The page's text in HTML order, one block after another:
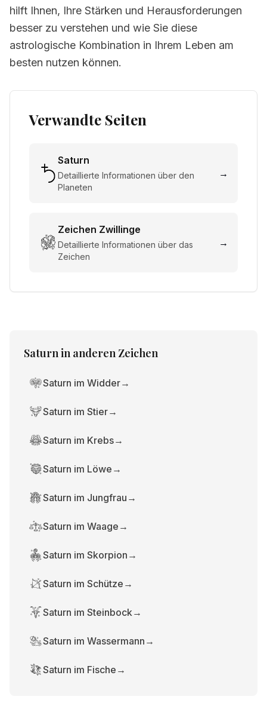
hilft Ihnen, Ihre Stärken und Herausforderungen
besser zu verstehen und wie Sie diese
astrologische Kombination in Ihrem Leben am
besten nutzen können.
Verwandte Seiten
Saturn
Detaillierte Informationen über den
Planeten
→
Zeichen Zwillinge
Detaillierte Informationen über das
Zeichen
→
Saturnin anderen Zeichen
Saturn im Widder→
Saturn im Stier→
Saturn im Krebs→
Saturn im Löwe →
Saturn im Jungfrau →
Saturn im Waage →
Saturn im Skorpion →
Saturn im Schütze →
Saturn im Steinbock→
Saturn im Wassermann →
Saturn im Fische →